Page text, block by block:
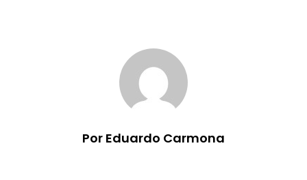
Por Eduardo Carmona